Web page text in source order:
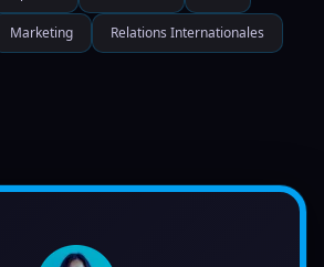
Marketing Relations Internationales